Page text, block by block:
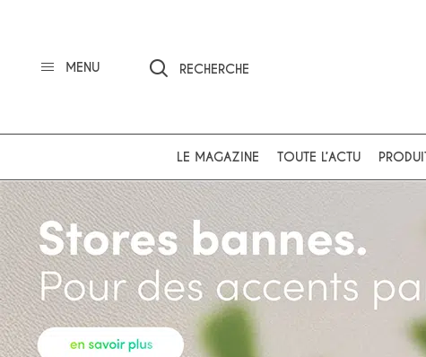
MENU RECHERCHE
LE MAGAZINE TOUTE L’ACTU